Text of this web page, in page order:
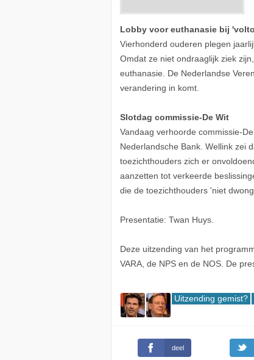
Lobby voor euthanasie bij
Vierhonderd ouderen plegen
Omdat ze niet ondraaglijk ziek
euthanasie. De Nederlandse
verandering in komt.
Slotdag commissie-De Wit
Vandaag verhoorde commissie-
Nederlandsche Bank. Wellink zei
toezichthouders zich er
aanzetten tot verkeerde
die de toezichthouders 'niet
Presentatie: Twan Huys.
Deze uitzending van het
VARA, de NPS en de NOS. De
Uitzending gemist?
deel